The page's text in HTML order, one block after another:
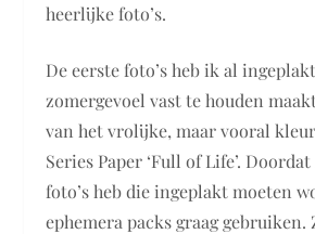
heerlijke foto’s.
De eerste foto’s heb ik al
zomergevoel vast te houden
van het vrolijke, maar vooral
Series Paper ‘Full of Life’.
foto’s heb die ingeplakt moeten
ephemera packs graag